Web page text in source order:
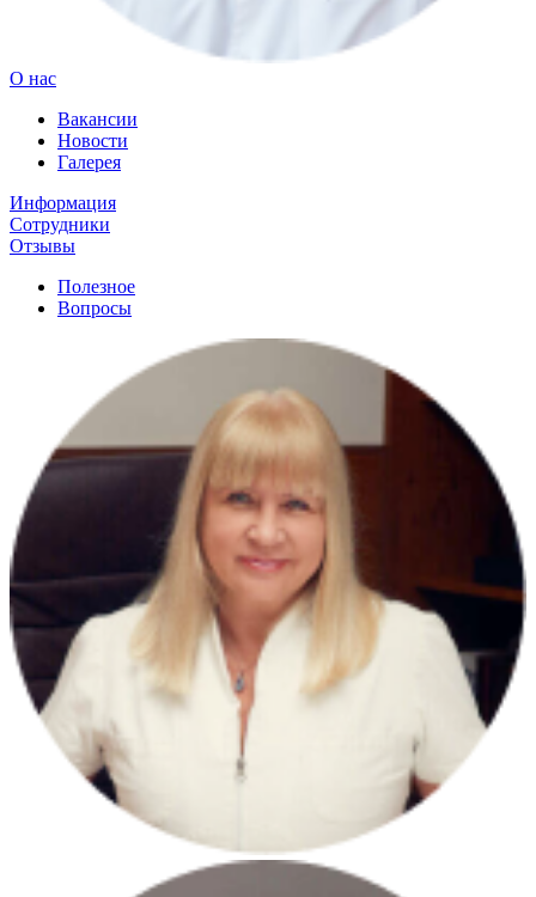
О нас
Вакансии
Новости
Галерея
Информация
Сотрудники
Отзывы
Полезное
Вопросы